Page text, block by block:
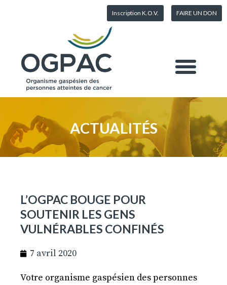
Inscription K.O.V. FAIRE UN DON
ACTUALITÉS
L’OGPAC BOUGE POUR
SOUTENIR LES GENS
VULNÉRABLES CONFINÉS
7 avril 2020
Votre organisme gaspésien des personnes